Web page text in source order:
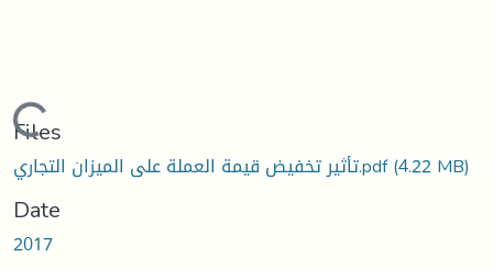
Loading...
Files
تأثير تخفيض قيمة العملة على الميزان التجاري.pdf(4.22 MB)
Date
2017